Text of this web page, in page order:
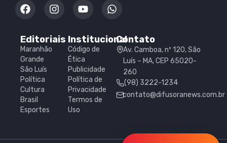
Editoriais
Maranhão
Grande
São Luís
Política
Cultura
Brasil
Esportes
Institucional
Código de
Ética
Publicidade
Política de
Privacidade
Termos de
Uso
Contato
Av. Camboa, nº 120, São
Luís – MA, CEP 65020-
260
(98) 3222-1234
contato@difusoranews.com.br